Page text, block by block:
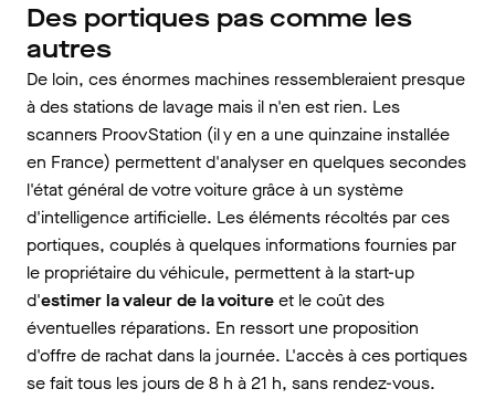
Des portiques pas comme les
autres
De loin, ces énormes machines ressembleraient presque
à des stations de lavage mais il n'en est rien. Les
scanners ProovStation (il y en a une quinzaine installée
en France) permettent d'analyser en quelques secondes
l'état général de votre voiture grâce à un système
d'intelligence artificielle. Les éléments récoltés par ces
portiques, couplés à quelques informations fournies par
le propriétaire du véhicule, permettent à la start-up
d'estimer la valeur de la voitureet le coût des
éventuelles réparations. En ressort une proposition
d'offre de rachat dans la journée. L'accès à ces portiques
se fait tous les jours de 8 h à 21 h, sans rendez-vous.